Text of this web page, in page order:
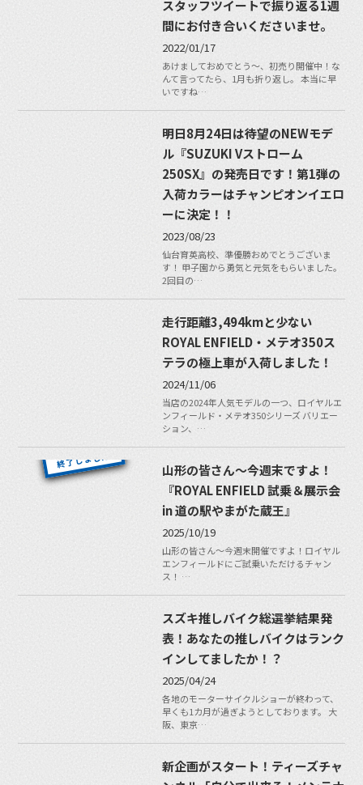
スタッフツイートで振り返る1週
間にお付き合いくださいませ。
2022/01/17
あけましておめでとう〜、初売り開催中！な
んて言ってたら、1月も折り返し。 本当に早
いですね…
明日8月24日は待望のNEWモデ
ル『SUZUKI Vストローム
250SX』の発売日です！第1弾の
入荷カラーはチャンピオンイエロ
ーに決定！！
2023/08/23
仙台育英高校、準優勝おめでとうございま
す！ 甲子園から勇気と元気をもらいました。
2回目の…
走行距離3,494kmと少ない
ROYAL ENFIELD・メテオ350ス
テラの極上車が入荷しました！
2024/11/06
当店の2024年人気モデルの一つ、ロイヤルエ
ンフィールド・メテオ350シリーズ バリエー
ション、…
山形の皆さん〜今週末ですよ！
『ROYAL ENFIELD 試乗＆展示会
in 道の駅やまがた蔵王』
2025/10/19
山形の皆さん〜今週末開催ですよ！ロイヤル
エンフィールドにご試乗いただけるチャン
ス！ …
スズキ推しバイク総選挙結果発
表！あなたの推しバイクはランク
インしてましたか！？
2025/04/24
各地のモーターサイクルショーが終わって、
早くも1カ月が過ぎようとしております。 大
阪、東京…
新企画がスタート！ティーズチャ